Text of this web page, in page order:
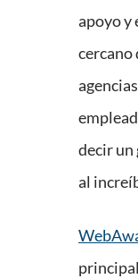
apoyo y
cercano
decir un
al